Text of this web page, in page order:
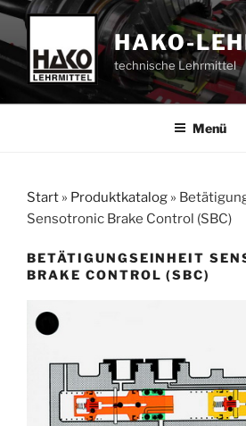
Zum
Inhalt
springen
HAKO-
technische Lehrmittel
Menü
Start » Produktkatalog »
Sensotronic Brake Control (SBC)
BETÄTIGUNGSEINHEIT
BRAKE CONTROL (SBC)